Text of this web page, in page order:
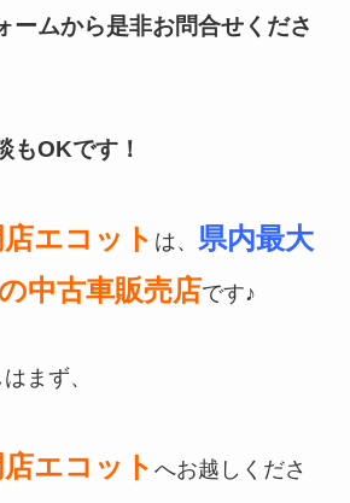
ームから是非お問合せくださ
もOKです！
エコット は、
県内最大
中古車販売店です♪
まず、
エコット へお越しくださ